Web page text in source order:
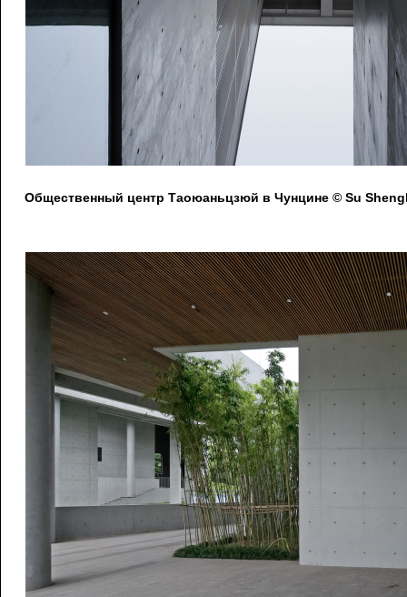
Общественный центр Таоюаньцзюй в Чунцине © Su